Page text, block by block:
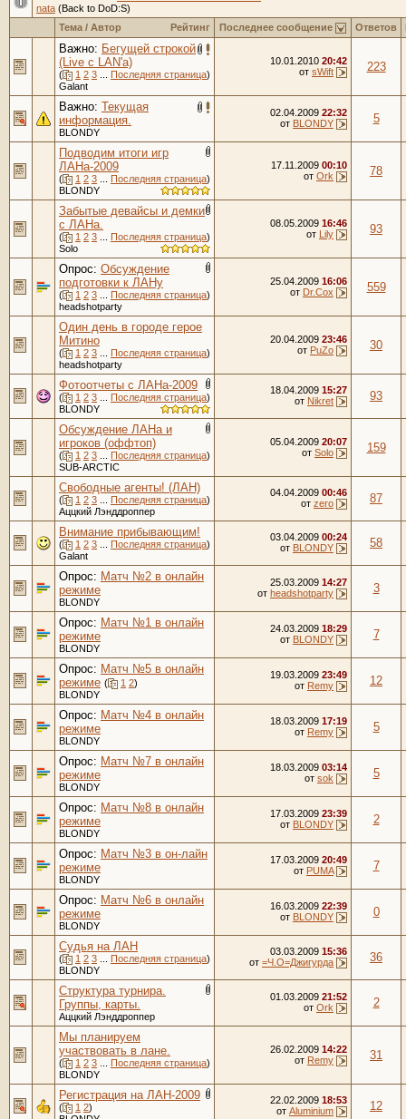
nata (Back to DoD:S)
Рейтинг
Тема / Автор Последнее сообщение Ответов
Важно: Бегущей строкой
(Live с LAN'a)
( 1 2 3 Последняя страница)
Galant
10.01.2010 20:42
от sWift 223
Важно: Текущая
информация.
BLONDY
02.04.2009 22:32
от BLONDY 5
Подводим итоги игр
ЛАНа-2009
( 1 2 3 Последняя страница)
BLONDY
17.11.2009 00:10
от Ork 78
Забытые девайсы и демки
с ЛАНа.
( 1 2 3 Последняя страница)
Solo
08.05.2009 16:46
от Lily 93
Опрос: Обсуждение
подготовки к ЛАНу
( 1 2 3 Последняя страница)
headshotparty
25.04.2009 16:06
от Dr.Cox 559
Один день в городе герое
Митино
( 1 2 3 Последняя страница)
headshotparty
20.04.2009 23:46
от PuZo 30
Фотоотчеты с ЛАНа-2009
( 1 2 3 Последняя страница)
BLONDY
18.04.2009 15:27
от Nikret 93
Обсуждение ЛАНа и
игроков (оффтоп)
( 1 2 3 Последняя страница)
SUB-ARCTIC
05.04.2009 20:07
от Solo 159
Свободные агенты! (ЛАН)
( 1 2 3 Последняя страница)
Аццкий Лэнддроппер
04.04.2009 00:46
от zero 87
Внимание прибывающим!
( 1 2 3 Последняя страница)
Galant
03.04.2009 00:24
от BLONDY 58
Опрос: Матч №2 в онлайн
режиме
BLONDY
25.03.2009 14:27
от headshotparty 3
Опрос: Матч №1 в онлайн
режиме
BLONDY
24.03.2009 18:29
от BLONDY 7
Опрос: Матч №5 в онлайн
режиме ( 1 2)
BLONDY
19.03.2009 23:49
от Remy 12
Опрос: Матч №4 в онлайн
режиме
BLONDY
18.03.2009 17:19
от Remy 5
Опрос: Матч №7 в онлайн
режиме
BLONDY
18.03.2009 03:14
от sok 5
Опрос: Матч №8 в онлайн
режиме
BLONDY
17.03.2009 23:39
от BLONDY 2
Опрос: Матч №3 в он-лайн
режиме
BLONDY
17.03.2009 20:49
от PUMA 7
Опрос: Матч №6 в онлайн
режиме
BLONDY
16.03.2009 22:39
от BLONDY 0
Судья на ЛАН
( 1 2 3 Последняя страница)
BLONDY
03.03.2009 15:36
от =Ч.О=Джигурда 36
Структура турнира.
Группы, карты.
Аццкий Лэнддроппер
01.03.2009 21:52
от Ork 2
Мы планируем
участвовать в лане.
( 1 2 3 Последняя страница)
BLONDY
26.02.2009 14:22
от Remy 31
Регистрация на ЛАН-2009
( 1 2)
22.02.2009 18:53
от Aluminium 12